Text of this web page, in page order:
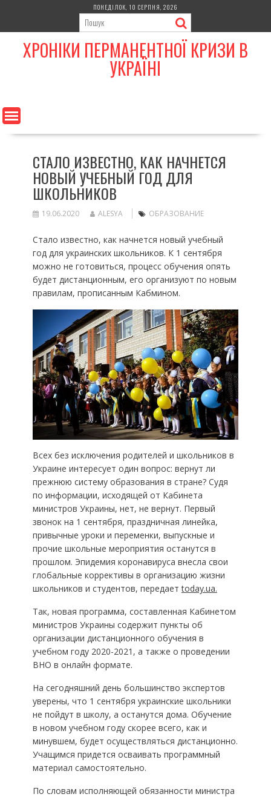
content
ПОНЕДІЛОК, 10 СЕРПНЯ, 2026
ХРОНІКИ ПЕРМАНЕНТНОЇ КРИЗИ В
УКРАЇНІ
СТАЛО ИЗВЕСТНО, КАК НАЧНЕТСЯ
НОВЫЙ УЧЕБНЫЙ ГОД ДЛЯ
ШКОЛЬНИКОВ
19.06.2020 ALESYA ОБРАЗОВАНИЕ
Стало известно, как начнется новый учебный
год для украинских школьников. К 1 сентября
можно не готовиться, процесс обучения опять
будет дистанционным, его организуют по новым
правилам, прописанным Кабмином.
Всех без исключения родителей и школьников в
Украине интересует один вопрос: вернут ли
прежнюю систему образования в стране? Судя
по информации, исходящей от Кабинета
министров Украины, нет, не вернут. Первый
звонок на 1 сентября, праздничная линейка,
привычные уроки и переменки, выпускные и
прочие школьные мероприятия останутся в
прошлом. Эпидемия коронавируса внесла свои
глобальные коррективы в организацию жизни
школьников и студентов, передаетtoday.ua.
Так, новая программа, составленная Кабинетом
министров Украины содержит пункты об
организации дистанционного обучения в
учебном году 2020-2021, а также о проведении
ВНО в онлайн формате.
На сегодняшний день большинство экспертов
уверены, что 1 сентября украинские школьники
не пойдут в школу, а останутся дома. Обучение
в новом учебном году скорее всего, как и
минувшем, будет осуществляться дистанционно.
Учащимся придется осваивать программный
материал самостоятельно.
По словам исполняющей обязанности министра